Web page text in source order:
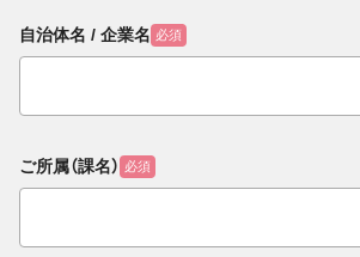
自治体名 / 企業名 必須
ご所属（課名） 必須